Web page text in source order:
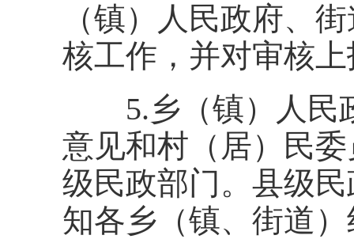
（镇）人民政府、
核工作，并对审核
5.乡（镇）人民
意见和村（居）民
级民政部门。县级
知各乡（镇、街道